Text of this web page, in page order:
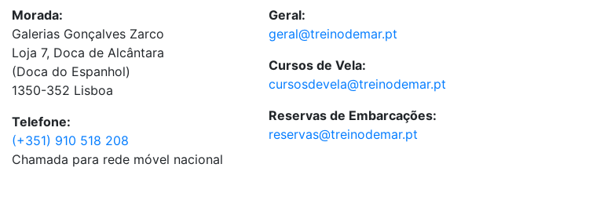
Morada:
Galerias Gonçalves Zarco
Loja 7, Doca de Alcântara
(Doca do Espanhol)
1350-352 Lisboa
Telefone:
(+351) 910 518 208
Chamada para rede móvel nacional
Geral:
geral@treinodemar.pt
Cursos de Vela:
cursosdevela@treinodemar.pt
Reservas de Embarcações:
reservas@treinodemar.pt